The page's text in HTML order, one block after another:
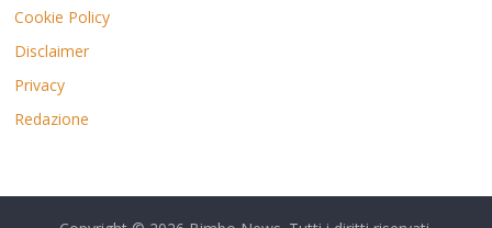
Cookie Policy
Disclaimer
Privacy
Redazione